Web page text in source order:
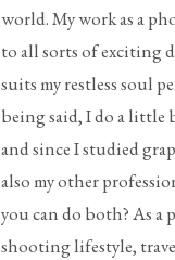
world. My work as a
to all sorts of exciting
suits my restless soul
being said, I do a
and since I studied
also my other
you can do both? As a
shooting lifestyle,